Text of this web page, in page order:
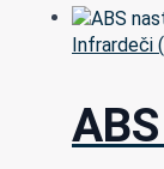
Infrardeči